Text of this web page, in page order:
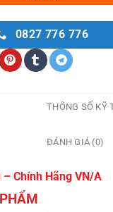
0827 776 776
ĐÁNH GIÁ (0)
THÔNG SỐ KỸ
Chính Hãng VN/A